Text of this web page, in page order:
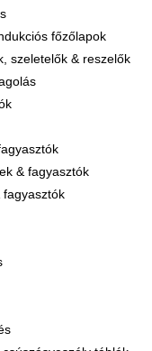
főzőlapok
szeletelők & reszelők
& fagyasztók
fagyasztók